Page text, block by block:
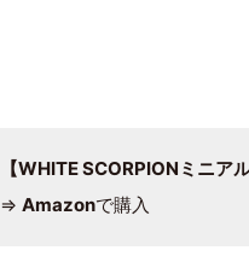
【WHITE SCORPIONミニア
⇒ Amazonで購入